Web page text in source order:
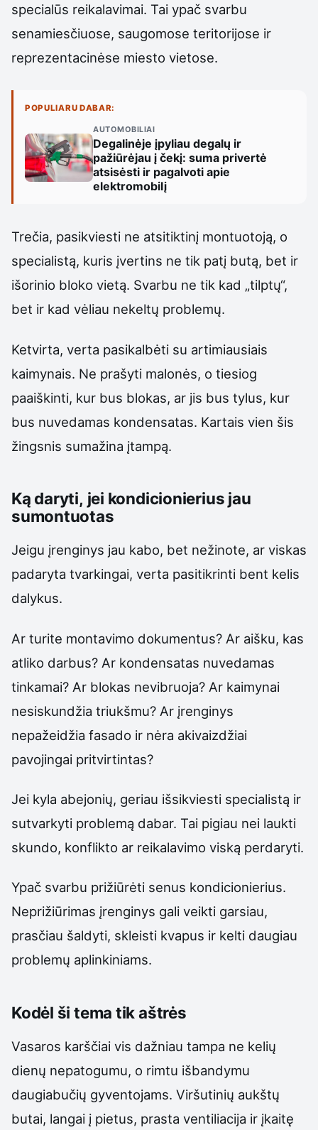
specialūs reikalavimai. Tai ypač svarbu
senamiesčiuose, saugomose teritorijose ir
reprezentacinėse miesto vietose.
POPULIARU DABAR:
AUTOMOBILIAI
Degalinėje įpyliau degalų ir
pažiūrėjau į čekį: suma privertė
atsisėsti ir pagalvoti apie
elektromobilį
Trečia, pasikviesti ne atsitiktinį montuotoją, o
specialistą, kuris įvertins ne tik patį butą, bet ir
išorinio bloko vietą. Svarbu ne tik kad „tilptų“,
bet ir kad vėliau nekeltų problemų.
Ketvirta, verta pasikalbėti su artimiausiais
kaimynais. Ne prašyti malonės, o tiesiog
paaiškinti, kur bus blokas, ar jis bus tylus, kur
bus nuvedamas kondensatas. Kartais vien šis
žingsnis sumažina įtampą.
Ką daryti, jei kondicionierius jau
sumontuotas
Jeigu įrenginys jau kabo, bet nežinote, ar viskas
padaryta tvarkingai, verta pasitikrinti bent kelis
dalykus.
Ar turite montavimo dokumentus? Ar aišku, kas
atliko darbus? Ar kondensatas nuvedamas
tinkamai? Ar blokas nevibruoja? Ar kaimynai
nesiskundžia triukšmu? Ar įrenginys
nepažeidžia fasado ir nėra akivaizdžiai
pavojingai pritvirtintas?
Jei kyla abejonių, geriau išsikviesti specialistą ir
sutvarkyti problemą dabar. Tai pigiau nei laukti
skundo, konflikto ar reikalavimo viską perdaryti.
Ypač svarbu prižiūrėti senus kondicionierius.
Neprižiūrimas įrenginys gali veikti garsiau,
prasčiau šaldyti, skleisti kvapus ir kelti daugiau
problemų aplinkiniams.
Kodėl ši tema tik aštrės
Vasaros karščiai vis dažniau tampa ne kelių
dienų nepatogumu, o rimtu išbandymu
daugiabučių gyventojams. Viršutinių aukštų
butai, langai į pietus, prasta ventiliacija ir įkaitę